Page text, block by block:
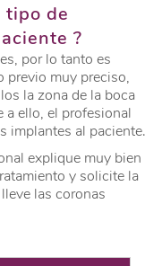
tipo de
?
por lo tanto es
previo muy preciso,
la zona de la boca
a ello, el profesional
implantes al paciente.
explique muy bien
y solicite la
las coronas